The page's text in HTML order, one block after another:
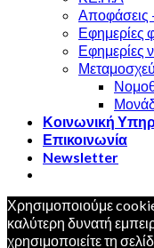
Αποφάσεις
Εφημερίες
Εφημερίες
Κοινωνική
Επικοινωνία
Newsletter
Χρησιμοποιούμε
καλύτερη δυνατή
χρησιμοποιείτε τη